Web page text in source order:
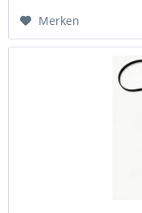
Merken